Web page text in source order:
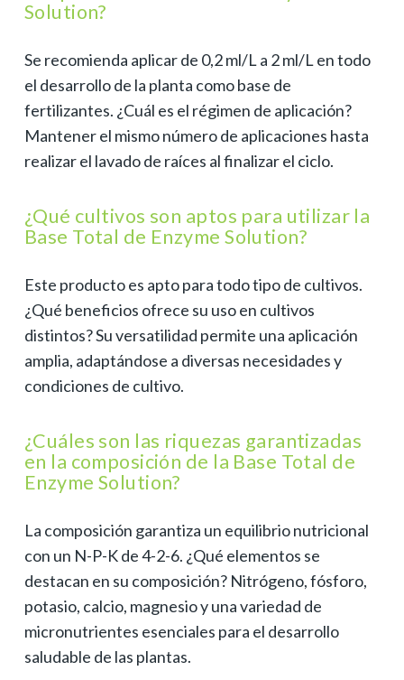
Solution?
Se recomienda aplicar de 0,2 ml/L a 2 ml/L en todo
el desarrollo de la planta como base de
fertilizantes. ¿Cuál es el régimen de aplicación?
Mantener el mismo número de aplicaciones hasta
realizar el lavado de raíces al finalizar el ciclo.
¿Qué cultivos son aptos para utilizar la
Base Total de Enzyme Solution?
Este producto es apto para todo tipo de cultivos.
¿Qué beneficios ofrece su uso en cultivos
distintos? Su versatilidad permite una aplicación
amplia, adaptándose a diversas necesidades y
condiciones de cultivo.
¿Cuáles son las riquezas garantizadas
en la composición de la Base Total de
Enzyme Solution?
La composición garantiza un equilibrio nutricional
con un N-P-K de 4-2-6. ¿Qué elementos se
destacan en su composición? Nitrógeno, fósforo,
potasio, calcio, magnesio y una variedad de
micronutrientes esenciales para el desarrollo
saludable de las plantas.